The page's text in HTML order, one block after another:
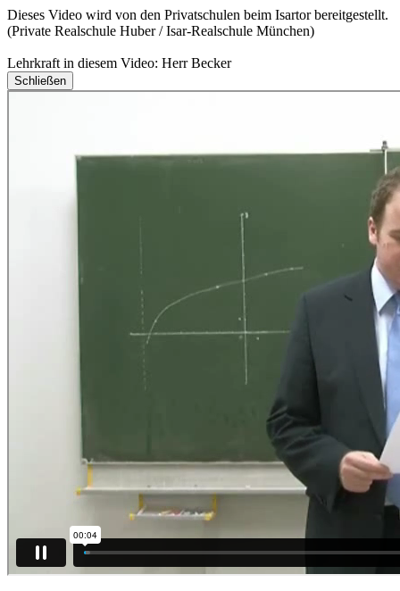
Dieses Video wird von den Privatschulen beim Isartor bereitgestellt.
(Private Realschule Huber / Isar-Realschule München)
Lehrkraft in diesem Video: Herr Becker
Schließen